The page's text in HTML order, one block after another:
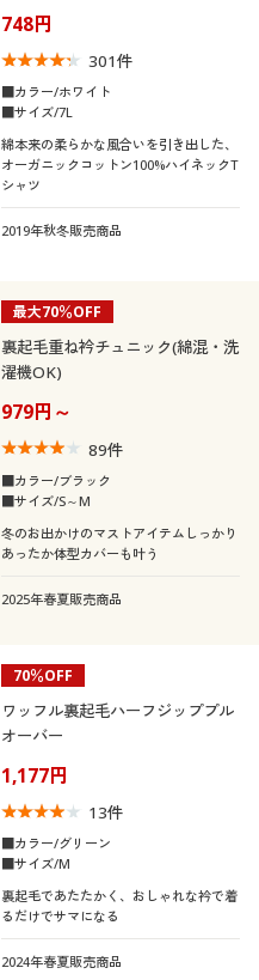
748円
301件
■カラー/ホワイト
■サイズ/7L
綿本来の柔らかな風合いを引き出した、
オーガニックコットン100%ハイネックT
シャツ
2019年秋冬販売商品
最大70％OFF
裏起毛重ね衿チュニック(綿混・洗
濯機OK)
979円～
89件
■カラー/ブラック
■サイズ/S～M
冬のお出かけのマストアイテムしっかり
あったか体型カバーも叶う
2025年春夏販売商品
70％OFF
ワッフル裏起毛ハーフジッププル
オーバー
1,177円
13件
■カラー/グリーン
■サイズ/M
裏起毛であたたかく、おしゃれな衿で着
るだけでサマになる
2024年春夏販売商品